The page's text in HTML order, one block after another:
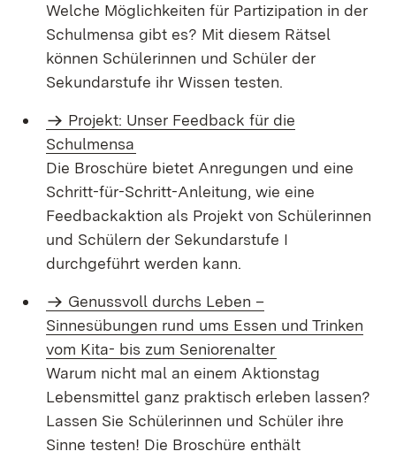
Welche Möglichkeiten für Partizipation in der
Schulmensa gibt es? Mit diesem Rätsel
können Schülerinnen und Schüler der
Sekundarstufe ihr Wissen testen.
Projekt: Unser Feedback für die
Schulmensa
Die Broschüre bietet Anregungen und eine
Schritt-für-Schritt-Anleitung, wie eine
Feedbackaktion als Projekt von Schülerinnen
und Schülern der Sekundarstufe I
durchgeführt werden kann.
Genussvoll durchs Leben –
Sinnesübungen rund ums Essen und Trinken
vom Kita- bis zum Seniorenalter
Warum nicht mal an einem Aktionstag
Lebensmittel ganz praktisch erleben lassen?
Lassen Sie Schülerinnen und Schüler ihre
Sinne testen! Die Broschüre enthält